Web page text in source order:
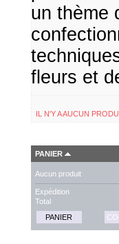
un thème
fleurs et
IL N'Y A AUCUN
PANIER
Aucun produit
Expédition
Total
PANIER